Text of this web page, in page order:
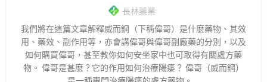
長林藥業
我們將在這篇文章解釋威而鋼（下稱偉哥）是什麼藥物、其效
用、藥效、副作用等，亦會講偉哥與偉哥副廠藥的分別，以及
如何購買偉哥，甚至教你如何安坐家中也可取得有關處方藥
物。 偉哥是甚麼？它的作用如何治療陽痿？ 偉哥（威而鋼）